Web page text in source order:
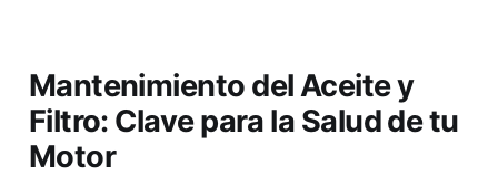
Mantenimiento del Aceite y
Filtro: Clave para la Salud de tu
Motor